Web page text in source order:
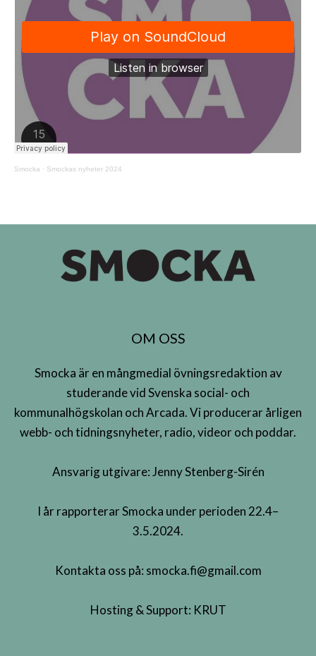
Smocka · Smockas nyheter 2024
OM OSS
Smocka är en mångmedial övningsredaktion av
studerande vid Svenska social- och
kommunalhögskolan och Arcada. Vi producerar årligen
webb- och tidningsnyheter, radio, videor och poddar.
Ansvarig utgivare: Jenny Stenberg-Sirén
I år rapporterar Smocka under perioden 22.4–
3.5.2024.
Kontakta oss på: smocka.fi@gmail.com
Hosting & Support: KRUT